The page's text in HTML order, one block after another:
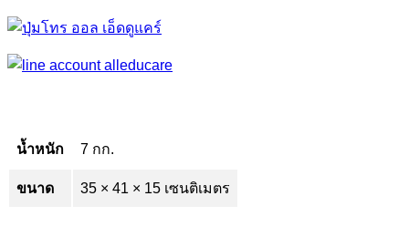
น้ำหนัก 7 กก.
ขนาด 35 × 41 × 15 เซนติเมตร